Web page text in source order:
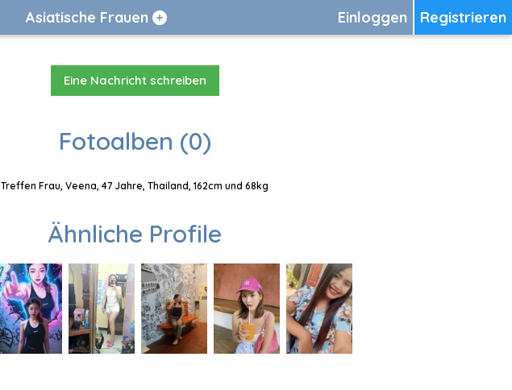
Registrieren
Einloggen
Asiatische Frauen
Eine Nachricht schreiben
Fotoalben (0)
Treffen Frau, Veena, 47 Jahre, Thailand, 162cm und 68kg
Ähnliche Profile